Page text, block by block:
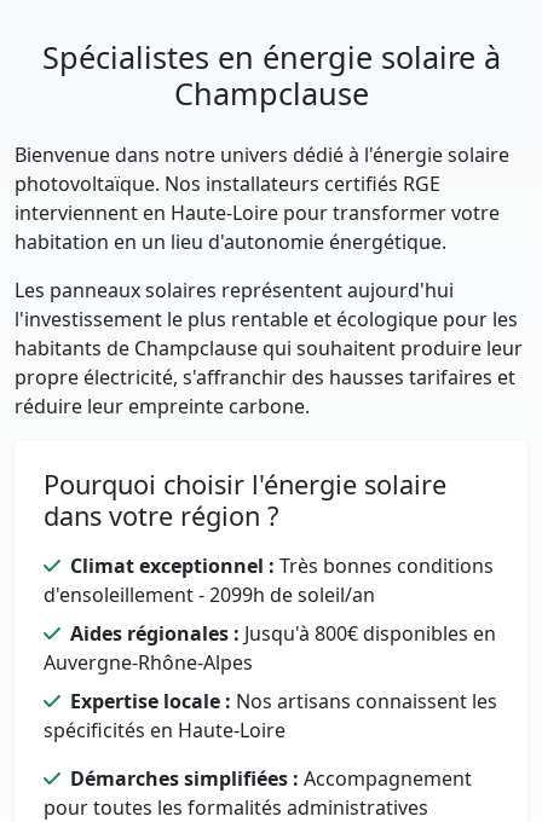
Spécialistes en énergie solaire à
Champclause
Bienvenue dans notre univers dédié à l'énergie solaire
photovoltaïque. Nos installateurs certifiés RGE
interviennent en Haute-Loire pour transformer votre
habitation en un lieu d'autonomie énergétique.
Les panneaux solaires représentent aujourd'hui
l'investissement le plus rentable et écologique pour les
habitants de Champclause qui souhaitent produire leur
propre électricité, s'affranchir des hausses tarifaires et
réduire leur empreinte carbone.
Pourquoi choisir l'énergie solaire
dans votre région ?
Climat exceptionnel : Très bonnes conditions
d'ensoleillement - 2099h de soleil/an
Aides régionales : Jusqu'à 800€ disponibles en
Auvergne-Rhône-Alpes
Expertise locale : Nos artisans connaissent les
spécificités en Haute-Loire
Démarches simplifiées : Accompagnement
pour toutes les formalités administratives